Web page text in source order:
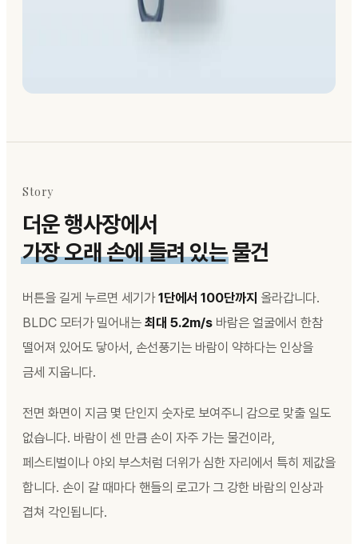
Story
더운 행사장에서
가장 오래 손에 들려 있는물건
버튼을 길게 누르면 세기가1단에서 100단까지 올라갑니다.
BLDC 모터가 밀어내는 최대 5.2m/s 바람은 얼굴에서 한참
떨어져 있어도 닿아서, 손선풍기는 바람이 약하다는 인상을
금세 지웁니다.
전면 화면이 지금 몇 단인지 숫자로 보여주니 감으로 맞출 일도
없습니다. 바람이 센 만큼 손이 자주 가는 물건이라,
페스티벌이나 야외 부스처럼 더위가 심한 자리에서 특히 제값을
합니다. 손이 갈 때마다 핸들의 로고가 그 강한 바람의 인상과
겹쳐 각인됩니다.